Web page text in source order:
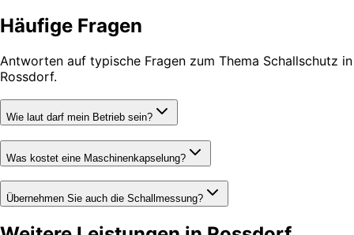
Häufige Fragen
Antworten auf typische Fragen zum Thema Schallschutz in
Rossdorf.
Wie laut darf mein Betrieb sein?
Was kostet eine Maschinenkapselung?
Übernehmen Sie auch die Schallmessung?